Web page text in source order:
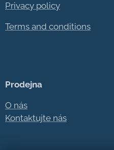
Privacy policy
Terms and conditions
Prodejna
O nás
Kontaktujte nás